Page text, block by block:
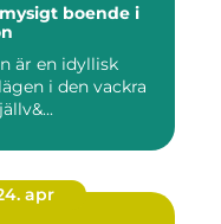
boende i
är en idyllisk
i den vackra
apr